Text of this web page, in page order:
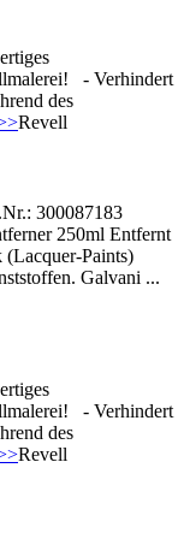
- Verhindert
des
Revell
300087183
250ml Entfernt
Paints)
Galvani ...
- Verhindert
des
Revell